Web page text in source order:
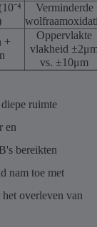
Verminderde
+
Oppervlakte
vlakheid
vs. ±10μm
ruimte
en
bereikten
nam toe met
overleven van